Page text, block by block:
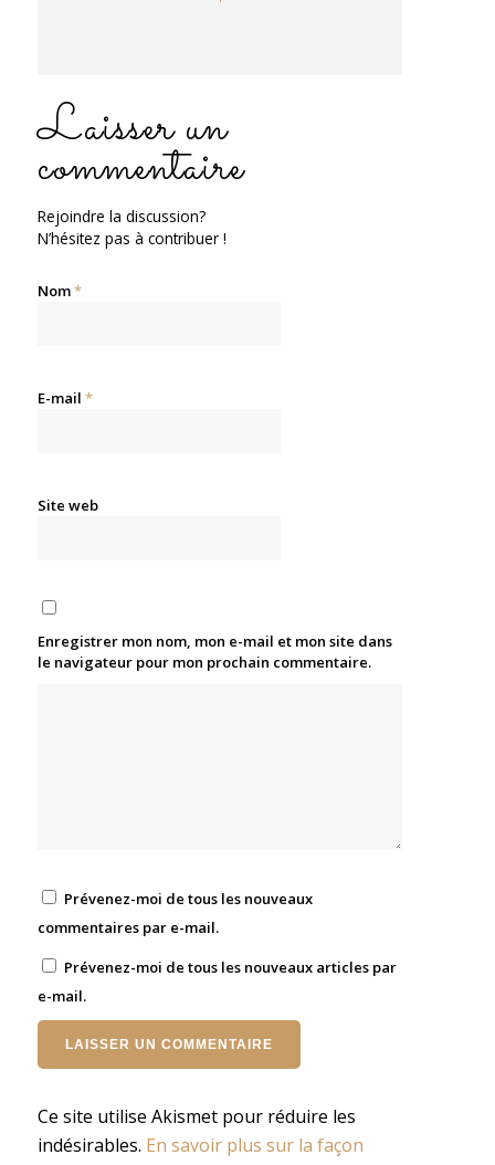
Laisser un
commentaire
Rejoindre la discussion?
N’hésitez pas à contribuer !
Nom*
E-mail *
Site web
Enregistrer mon nom, mon e-mail et mon site dans
le navigateur pour mon prochain commentaire.
Prévenez-moi de tous les nouveaux
commentaires par e-mail.
Prévenez-moi de tous les nouveaux articles par
e-mail.
Ce site utilise Akismet pour réduire les
indésirables. En savoir plus sur la façon